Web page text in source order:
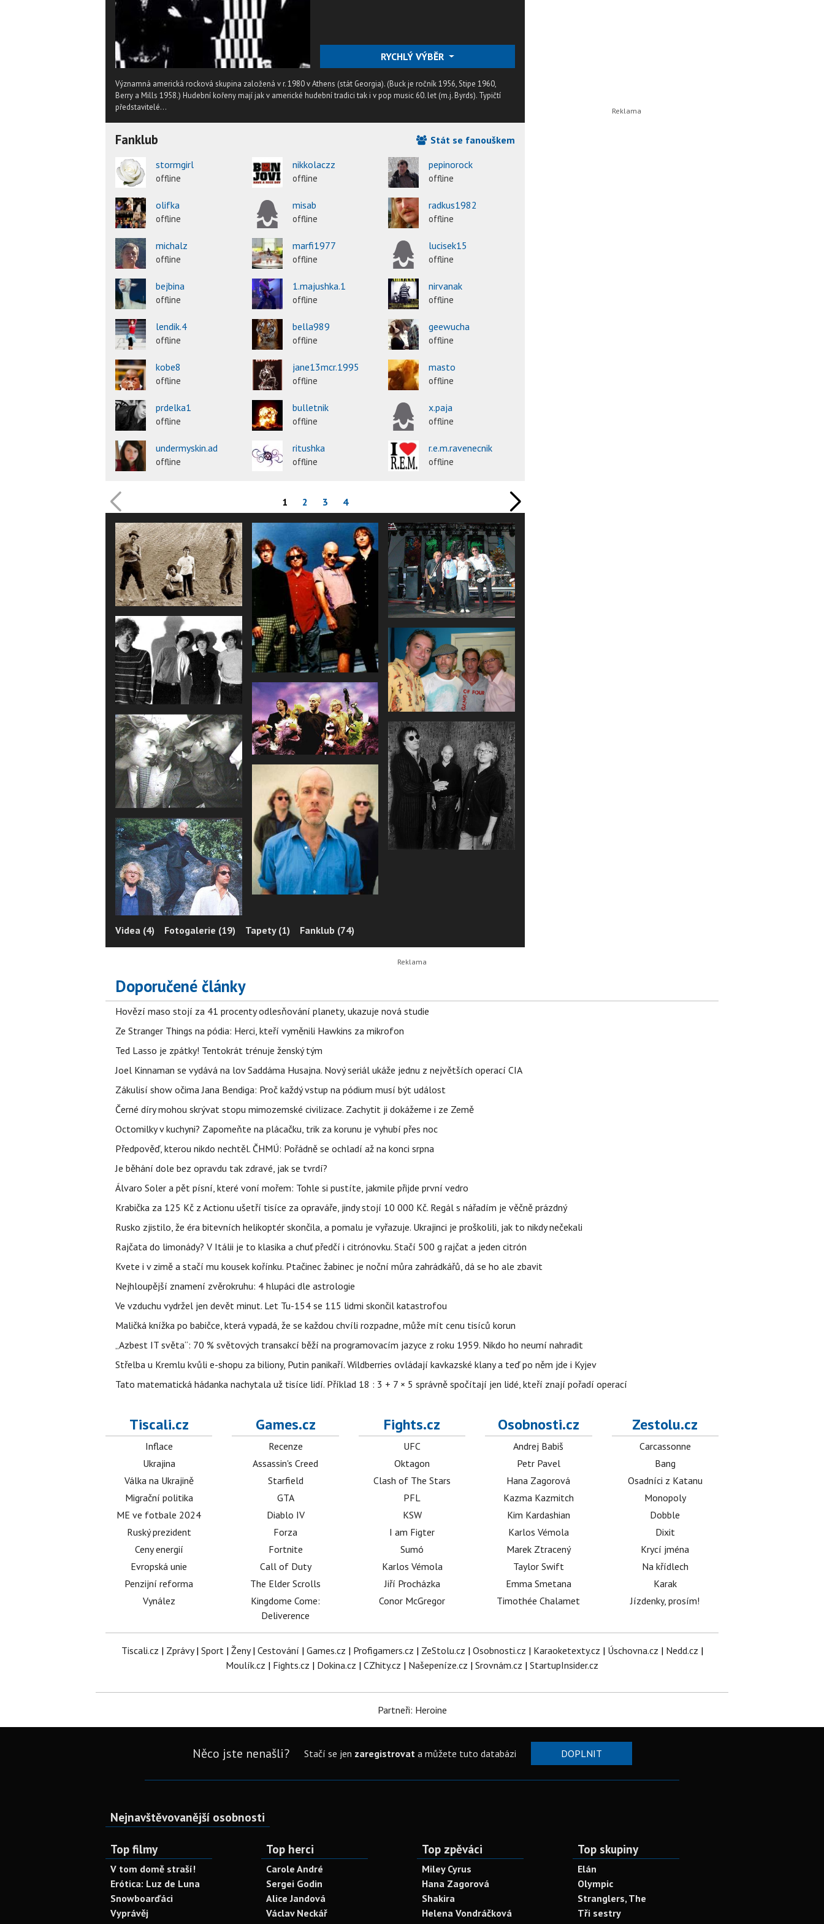
RYCHLÝ VÝBĚR
Významná americká rocková skupina založená v r. 1980 v Athens (stát Georgia). (Buck je ročník 1956, Stipe 1960,
Berry a Mills 1958.) Hudební kořeny mají jak v americké hudební tradici tak i v pop music 60. let (m.j. Byrds). Typičtí
představitelé...
Fanklub
Stát se fanouškem
stormgirl
offline
nikkolaczz
offline
pepinorock
offline
olifka
offline
misab
offline
radkus1982
offline
michalz
offline
marfi1977
offline
lucisek15
offline
bejbina
offline
1.majushka.1
offline
nirvanak
offline
lendik.4
offline
bella989
offline
geewucha
offline
kobe8
offline
jane13mcr.1995
offline
masto
offline
prdelka1
offline
bulletnik
offline
x.paja
offline
undermyskin.ad
offline
ritushka
offline
r.e.m.ravenecnik
offline
1 2 3 4
Videa (4) Fotogalerie (19) Tapety (1) Fanklub (74)
Doporučené články
Hovězí maso stojí za 41 procenty odlesňování planety, ukazuje nová studie
Ze Stranger Things na pódia: Herci, kteří vyměnili Hawkins za mikrofon
Ted Lasso je zpátky! Tentokrát trénuje ženský tým
Joel Kinnaman se vydává na lov Saddáma Husajna. Nový seriál ukáže jednu z největších operací CIA
Zákulisí show očima Jana Bendiga: Proč každý vstup na pódium musí být událost
Černé díry mohou skrývat stopu mimozemské civilizace. Zachytit ji dokážeme i ze Země
Octomilky v kuchyni? Zapomeňte na plácačku, trik za korunu je vyhubí přes noc
Předpověď, kterou nikdo nechtěl. ČHMÚ: Pořádně se ochladí až na konci srpna
Je běhání dole bez opravdu tak zdravé, jak se tvrdí?
Álvaro Soler a pět písní, které voní mořem: Tohle si pustíte, jakmile přijde první vedro
Krabička za 125 Kč z Actionu ušetří tisíce za opraváře, jindy stojí 10 000 Kč. Regál s nářadím je věčně prázdný
Rusko zjistilo, že éra bitevních helikoptér skončila, a pomalu je vyřazuje. Ukrajinci je proškolili, jak to nikdy nečekali
Rajčata do limonády? V Itálii je to klasika a chuť předčí i citrónovku. Stačí 500 g rajčat a jeden citrón
Kvete i v zimě a stačí mu kousek kořínku. Ptačinec žabinec je noční můra zahrádkářů, dá se ho ale zbavit
Nejhloupější znamení zvěrokruhu: 4 hlupáci dle astrologie
Ve vzduchu vydržel jen devět minut. Let Tu-154 se 115 lidmi skončil katastrofou
Maličká knížka po babičce, která vypadá, že se každou chvíli rozpadne, může mít cenu tisíců korun
„Azbest IT světa“: 70 % světových transakcí běží na programovacím jazyce z roku 1959. Nikdo ho neumí nahradit
Střelba u Kremlu kvůli e-shopu za biliony, Putin panikaří. Wildberries ovládají kavkazské klany a teď po něm jde i Kyjev
Tato matematická hádanka nachytala už tisíce lidí. Příklad 18 : 3 + 7 × 5 správně spočítají jen lidé, kteří znají pořadí operací
Tiscali.cz
Inflace
Ukrajina
Válka na Ukrajině
Migrační politika
ME ve fotbale 2024
Ruský prezident
Ceny energií
Evropská unie
Penzijní reforma
Vynález
Games.cz
Recenze
Assassin's Creed
Starfield
GTA
Diablo IV
Forza
Fortnite
Call of Duty
The Elder Scrolls
Kingdome Come:
Deliverence
Fights.cz
UFC
Oktagon
Clash of The Stars
PFL
KSW
I am Figter
Sumó
Karlos Vémola
Jiří Procházka
Conor McGregor
Osobnosti.cz
Andrej Babiš
Petr Pavel
Hana Zagorová
Kazma Kazmitch
Kim Kardashian
Karlos Vémola
Marek Ztracený
Taylor Swift
Emma Smetana
Timothée Chalamet
Zestolu.cz
Carcassonne
Bang
Osadníci z Katanu
Monopoly
Dobble
Dixit
Krycí jména
Na křídlech
Karak
Jízdenky, prosím!
Tiscali.cz | Zprávy| Sport| Ženy| Cestování | Games.cz | Profigamers.cz | ZeStolu.cz | Osobnosti.cz | Karaoketexty.cz | Úschovna.cz | Nedd.cz |
Moulík.cz | Fights.cz | Dokina.cz | CZhity.cz | Našepeníze.cz | Srovnám.cz | StartupInsider.cz
Partneři: Heroine
Něco jste nenašli? Stačí se jen zaregistrovata můžete tuto databázi DOPLNIT
Nejnavštěvovanější osobnosti
Top filmy
V tom domě straší!
Erótica: Luz de Luna
Snowboarďáci
Vyprávěj
Top herci
Carole André
Sergei Godin
Alice Jandová
Václav Neckář
Top zpěváci
Miley Cyrus
Hana Zagorová
Shakira
Helena Vondráčková
Top skupiny
Elán
Olympic
Stranglers, The
Tři sestry